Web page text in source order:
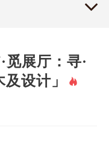
展厅：寻·
设计」